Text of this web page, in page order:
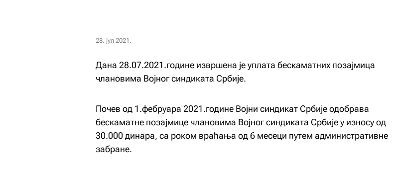
28. јул 2021.
Дана 28.07.2021.године извршена је уплата бескаматних позајмица
члановима Војног синдиката Србије.
Почев од 1.фебруара 2021.године Војни синдикат Србије одобрава
бескаматне позајмице члановима Војног синдиката Србије у износу од
30.000 динара, са роком враћања од 6 месеци путем административне
забране.